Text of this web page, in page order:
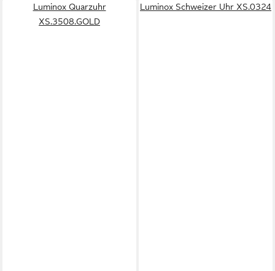
Luminox Quarzuhr
XS.3508.GOLD
Luminox Schweizer Uhr XS.0324